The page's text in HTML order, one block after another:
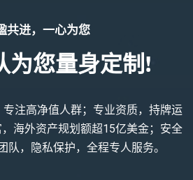
共进，一心为您
为您量身定制!
注高净值人群；专业资质，持牌运
海外资产规划额超15亿美金；安全
队，隐私保护，全程专人服务。